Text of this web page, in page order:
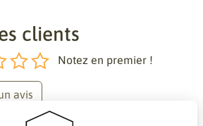
clients
Notez en premier !
avis